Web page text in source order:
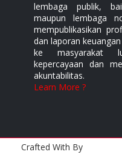
lembaga publik,
maupun lembaga
mempublikasikan
dan laporan
ke masyarakat
kepercayaan dan
akuntabilitas.
Learn More ?
Crafted With By